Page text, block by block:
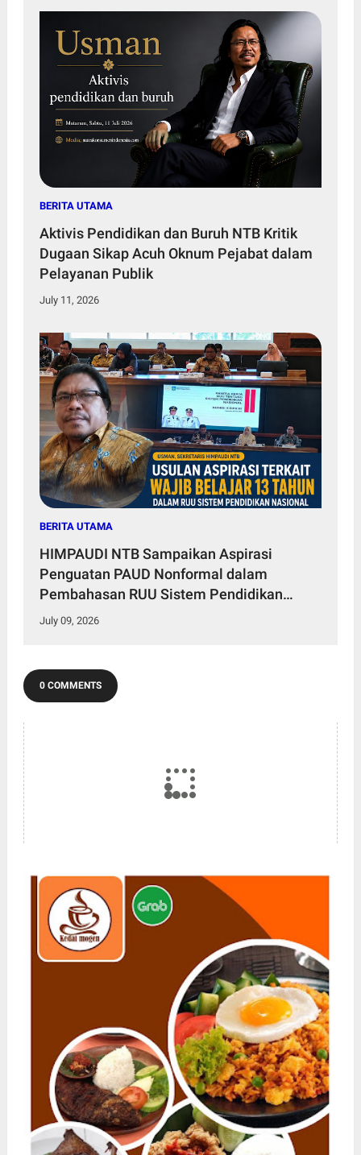
BERITA UTAMA
Aktivis Pendidikan dan Buruh NTB Kritik
Dugaan Sikap Acuh Oknum Pejabat dalam
Pelayanan Publik
July 11, 2026
BERITA UTAMA
HIMPAUDI NTB Sampaikan Aspirasi
Penguatan PAUD Nonformal dalam
Pembahasan RUU Sistem Pendidikan
Nasional Bersama Panja Komisi X DPR RI
July 09, 2026
0 COMMENTS